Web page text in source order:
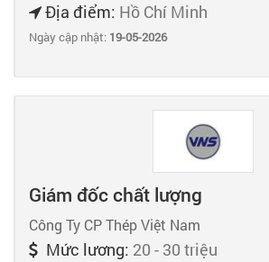
Địa điểm: Hồ Chí Minh
Ngày cập nhật: 19-05-2026
Giám đốc chất lượng
Công Ty CP Thép Việt Nam
Mức lương: 20 - 30 triệu